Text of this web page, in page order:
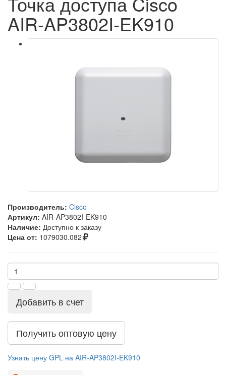
AIR-AP3802I-EK910
Производитель: Cisco
Артикул: AIR-AP3802I-EK910
Наличие: Доступно к заказу
Цена от: 1079030.082
Добавить в счет
Получить оптовую цену
Узнать цену GPL на AIR-AP3802I-EK910